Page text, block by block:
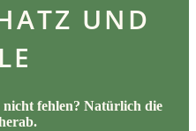
UND
fehlen? Natürlich die